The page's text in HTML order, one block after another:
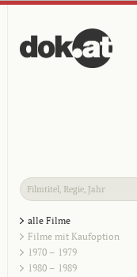
alle Filme
Filme mit Kaufoption
1970 – 1979
1980 – 1989